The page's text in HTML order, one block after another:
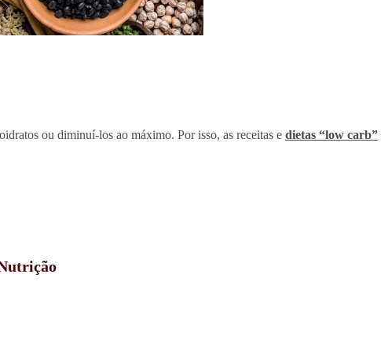
ou diminuí-los ao máximo. Por isso, as receitas e dietas “low carb”